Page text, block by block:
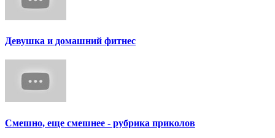
Девушка и домашний фитнес
Смешно, еще смешнее - рубрика приколов